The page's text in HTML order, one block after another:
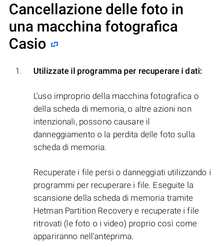
Cancellazione delle foto in
una macchina fotografica
Casio
Utilizzate il programma per recuperare i dati:
L'uso improprio della macchina fotografica o
della scheda di memoria, o altre azioni non
intenzionali, possono causare il
danneggiamento o la perdita delle foto sulla
scheda di memoria.
Recuperate i file persi o danneggiati utilizzando i
programmi per recuperare i file. Eseguite la
scansione della scheda di memoria tramite
Hetman Partition Recovery e recuperate i file
ritrovati (le foto o i video) proprio così come
appariranno nell’anteprima.